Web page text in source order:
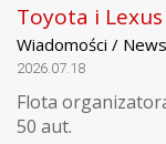
Toyota i
Wiadomości / News
2026.07.18
Flota
50 aut.